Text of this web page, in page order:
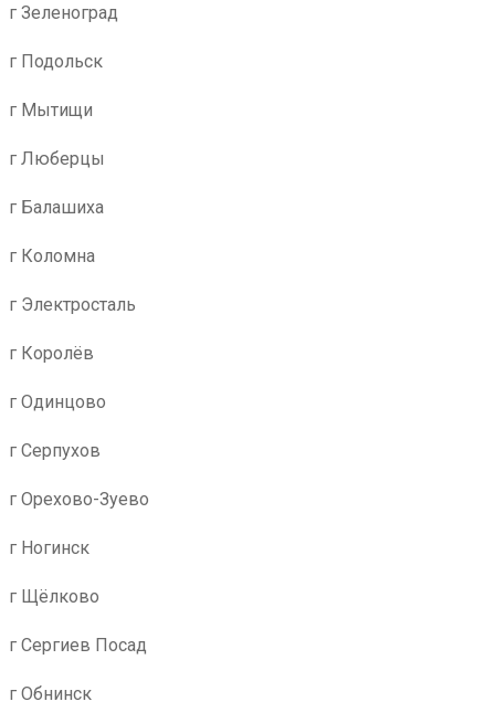
г Зеленоград
г Подольск
г Мытищи
г Люберцы
г Балашиха
г Коломна
г Электросталь
г Королёв
г Одинцово
г Серпухов
г Орехово-Зуево
г Ногинск
г Щёлково
г Сергиев Посад
г Обнинск